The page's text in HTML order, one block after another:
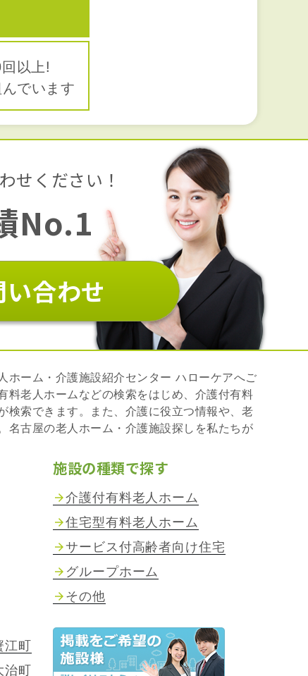
以上!
でいます
せください！
No.1
い合わせ
ホーム・介護施設紹介センター ハローケアへご
料老人ホームなどの検索をはじめ、介護付有料
検索できます。また、介護に役立つ情報や、老
名古屋の老人ホーム・介護施設探しを私たちが
江町
治町
施設の種類で探す
介護付有料老人ホーム
住宅型有料老人ホーム
サービス付高齢者向け住宅
グループホーム
その他